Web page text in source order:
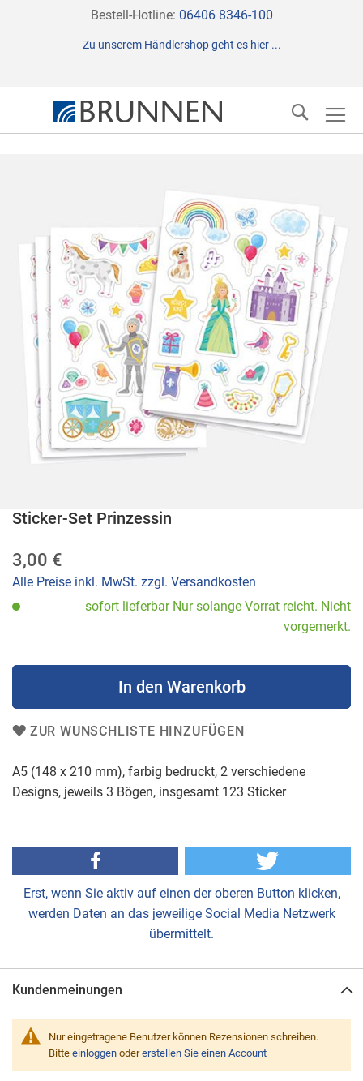
Direkt
Inhalt
Bestell-Hotline: 06406 8346-100
Zu unserem Händlershop geht es hier ...
Suche
Sticker-Set Prinzessin
3,00 €
Alle Preise inkl. MwSt. zzgl. Versandkosten
sofort lieferbar Nur solange Vorrat reicht. Nicht
vorgemerkt.
In den Warenkorb
ZUR WUNSCHLISTE HINZUFÜGEN
A5 (148 x 210 mm), farbig bedruckt, 2 verschiedene
Designs, jeweils 3 Bögen, insgesamt 123 Sticker
Erst, wenn Sie aktiv auf einen der oberen Button klicken,
werden Daten an das jeweilige Social Media Netzwerk
übermittelt.
Kundenmeinungen
Nur eingetragene Benutzer können Rezensionen schreiben.
Bitte einloggen odererstellen Sie einen Account